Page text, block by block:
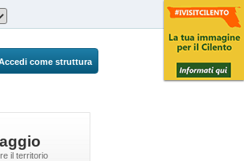
come struttura
il territorio